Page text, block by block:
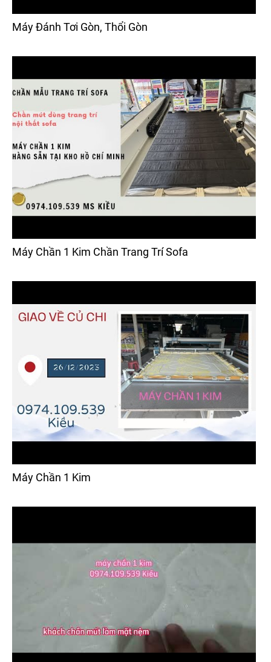
Máy Đánh Tơi Gòn, Thổi Gòn
Máy Chần 1 Kim Chần Trang Trí Sofa
Máy Chần 1 Kim